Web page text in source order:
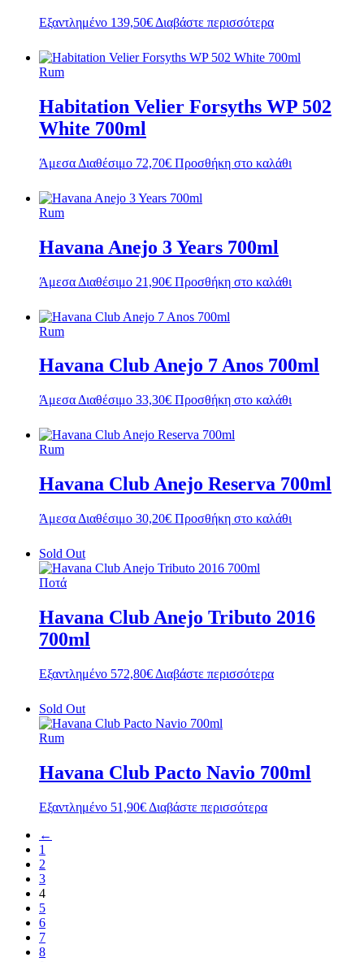
Εξαντλημένο 139,50€ Διαβάστε περισσότερα
Rum
Habitation Velier Forsyths WP 502
White 700ml
Άμεσα Διαθέσιμο 72,70€ Προσθήκη στο καλάθι
Rum
Havana Anejo 3 Years 700ml
Άμεσα Διαθέσιμο 21,90€ Προσθήκη στο καλάθι
Rum
Havana Club Anejo 7 Anos 700ml
Άμεσα Διαθέσιμο 33,30€ Προσθήκη στο καλάθι
Rum
Havana Club Anejo Reserva 700ml
Άμεσα Διαθέσιμο 30,20€ Προσθήκη στο καλάθι
Sold Out
Ποτά
Havana Club Anejo Tributo 2016
700ml
Εξαντλημένο 572,80€ Διαβάστε περισσότερα
Sold Out
Rum
Havana Club Pacto Navio 700ml
Εξαντλημένο 51,90€ Διαβάστε περισσότερα
←
1
2
3
4
5
6
7
8